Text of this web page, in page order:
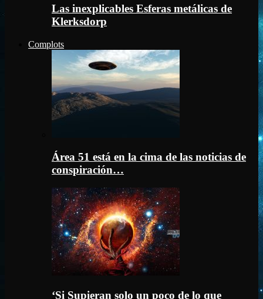
Las inexplicables Esferas metálicas de
Klerksdorp
Complots
Área 51 está en la cima de las noticias de
conspiración…
‘Si Supieran solo un poco de lo que